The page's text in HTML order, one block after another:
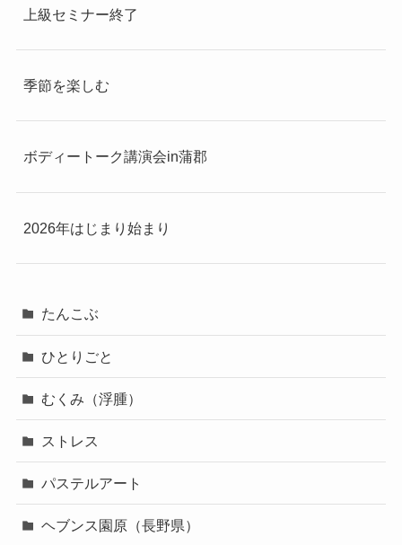
上級セミナー終了
季節を楽しむ
ボディートーク講演会in蒲郡
2026年はじまり始まり
たんこぶ
ひとりごと
むくみ（浮腫）
ストレス
パステルアート
ヘブンス園原（長野県）